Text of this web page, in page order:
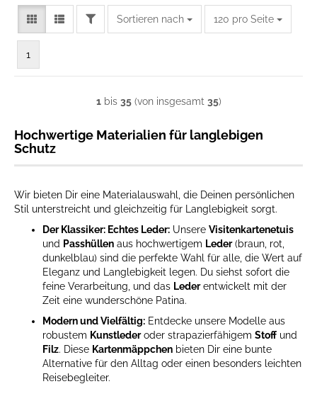
FILTERSortieren nach
Sortieren nach 120 pro Seite
pro Seite
1
1bis 35(von insgesamt 35)
Hochwertige Materialien für langlebigen
Schutz
Wir bieten Dir eine Materialauswahl, die Deinen persönlichen
Stil unterstreicht und gleichzeitig für Langlebigkeit sorgt.
Der Klassiker: Echtes Leder: Unsere Visitenkartenetuis
und Passhüllen aus hochwertigem Leder(braun, rot,
dunkelblau) sind die perfekte Wahl für alle, die Wert auf
Eleganz und Langlebigkeit legen. Du siehst sofort die
feine Verarbeitung, und das Lederentwickelt mit der
Zeit eine wunderschöne Patina.
Modern und Vielfältig: Entdecke unsere Modelle aus
robustem Kunstlederoder strapazierfähigem Stoff und
Filz. Diese Kartenmäppchen bieten Dir eine bunte
Alternative für den Alltag oder einen besonders leichten
Reisebegleiter.